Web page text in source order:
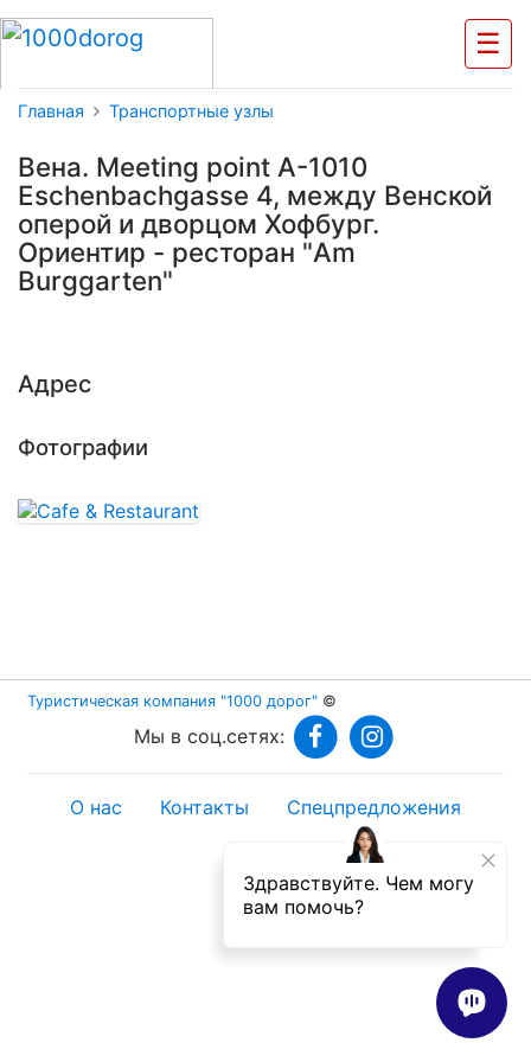
☰
Главная Транспортные узлы
Вена. Meeting point A-1010
Eschenbachgasse 4, между Венской
оперой и дворцом Хофбург.
Ориентир - ресторан "Am
Burggarten"
Адрес
Фотографии
Туристическая компания "1000 дорог" ©
Мы в соц.сетях:
О нас Контакты Спецпредложения